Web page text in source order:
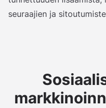
seuraajien ja